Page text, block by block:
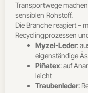
Transportwege
sensiblen Rohstoff.
Die Branche reagiert –
Recyclingprozessen
Myzel-Leder:
eigenständige
Piñatex: auf
leicht
Traubenleder: